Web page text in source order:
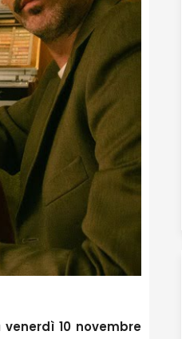
venerdì 10 novembre